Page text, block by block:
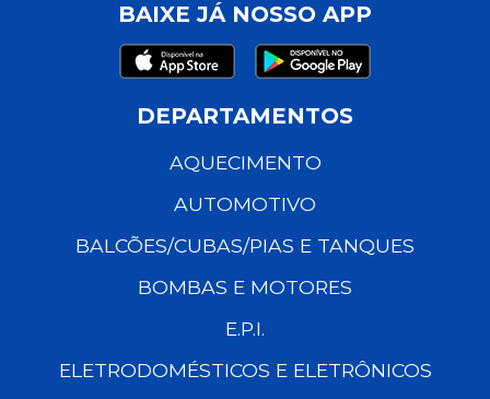
BAIXE JÁ NOSSO APP
DEPARTAMENTOS
AQUECIMENTO
AUTOMOTIVO
BALCÕES/CUBAS/PIAS E TANQUES
BOMBAS E MOTORES
E.P.I.
ELETRODOMÉSTICOS E ELETRÔNICOS